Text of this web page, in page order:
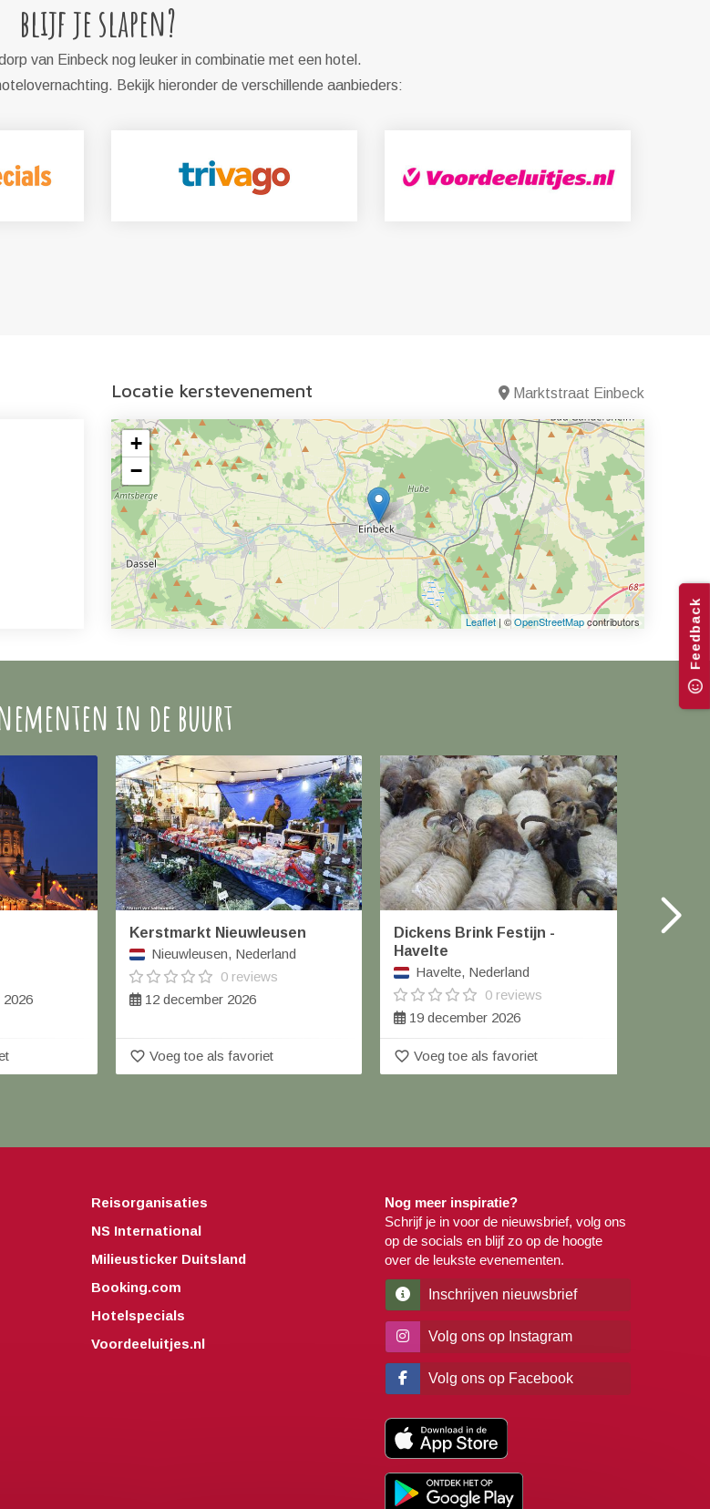
blijf je slapen?
van Einbeck nog leuker in combinatie met een hotel.
Bekijk hieronder de verschillende aanbieders:
Locatie kerstevenement Marktstraat Einbeck
+
−
Leaflet | ©OpenStreetMapcontributors
in de buurt
2026
Kerstmarkt Nieuwleusen
Nieuwleusen, Nederland
0 reviews
12 december 2026
favorite_border Voeg toe als favoriet
Dickens Brink Festijn -
Havelte
Havelte, Nederland
0 reviews
19 december 2026
favorite_border Voeg toe als favoriet
Reisorganisaties
NS International
Milieusticker Duitsland
Booking.com
Hotelspecials
Voordeeluitjes.nl
Nog meer inspiratie?
Schrijf je in voor de nieuwsbrief, volg ons
op de socials en blijf zo op de hoogte
over de leukste evenementen.
Inschrijven nieuwsbrief
Volg ons op Instagram
Volg ons op Facebook
Feedback